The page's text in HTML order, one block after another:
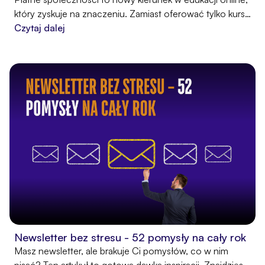
który zyskuje na znaczeniu. Zamiast oferować tylko kurs,
budujesz aktywną grupę, która uczy się razem, zyskuje
Czytaj dalej
Newsletter bez stresu - 52 pomysły na cały rok
Masz newsletter, ale brakuje Ci pomysłów, co w nim